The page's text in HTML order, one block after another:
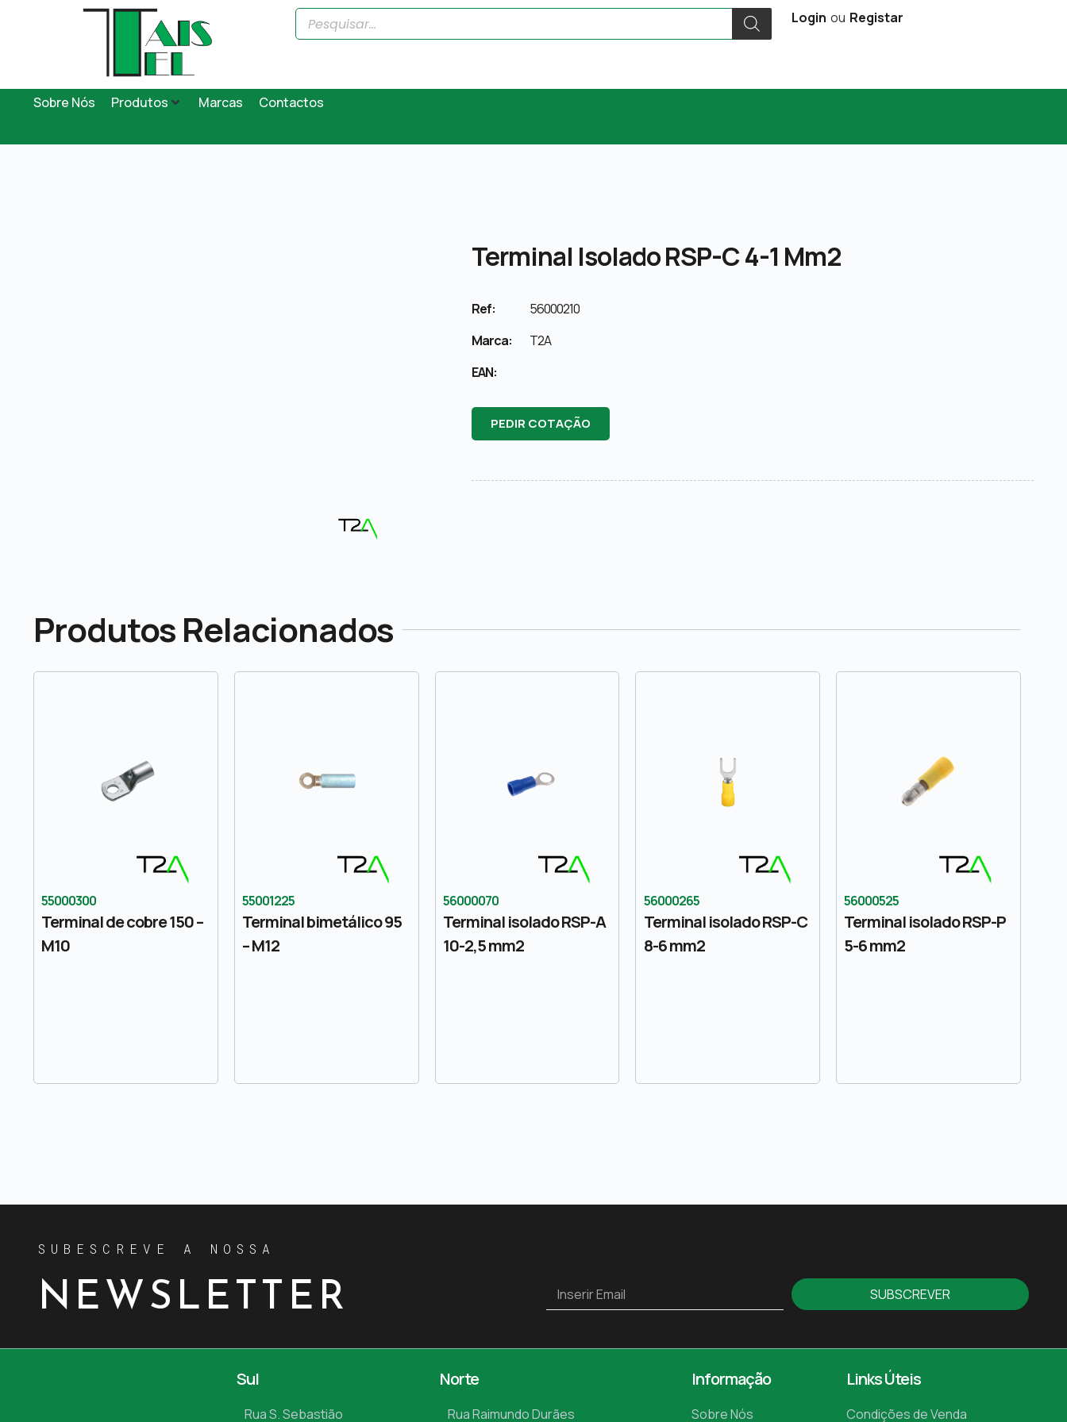
Login ou Registar
Sobre Nós Produtos Marcas Contactos
Terminal Isolado RSP-C 4-1 Mm2
Ref:
56000210
Marca:
T2A
EAN:
PEDIR COTAÇÃO
Produtos Relacionados
55000300
Terminal de cobre 150 –
M10
55001225
Terminal bimetálico 95
– M12
56000070
Terminal isolado RSP-A
10-2,5 mm2
56000265
Terminal isolado RSP-C
8-6 mm2
56000525
Terminal isolado RSP-P
5-6 mm2
SUBESCREVE A NOSSA
NEWSLETTER SUBSCREVER
Sul
Rua S. Sebastião
Norte
Rua Raimundo Durães
Informação
Sobre Nós
Links Úteis
Condições de Venda